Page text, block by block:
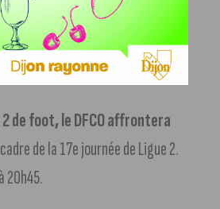
conférence… Tout le programme
de la bibliothèque (suivre notre
2 de foot, le DFCO affrontera
de la 17e journée de Ligue 2.
20h45.